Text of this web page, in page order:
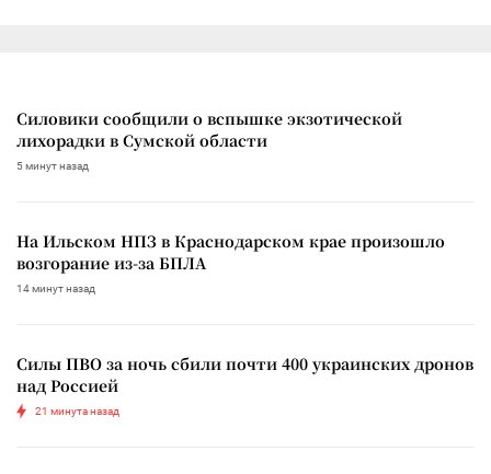
Силовики сообщили о вспышке экзотической
лихорадки в Сумской области
5 минут назад
На Ильском НПЗ в Краснодарском крае произошло
возгорание из-за БПЛА
14 минут назад
Силы ПВО за ночь сбили почти 400 украинских дронов
над Россией
21 минута назад